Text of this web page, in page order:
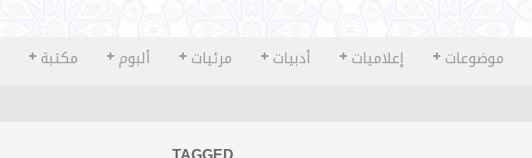
موضوعات إعلاميات أدبيات مرئيات ألبوم مكتبة